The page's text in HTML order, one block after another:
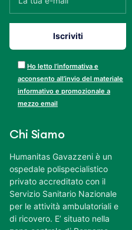
Ho letto l’informativa e
acconsento all’invio del materiale
informativo e promozionale a
mezzo email
Chi Siamo
Humanitas Gavazzeni è un
ospedale polispecialistico
privato accreditato con il
Servizio Sanitario Nazionale
per le attività ambulatoriali e
di ricovero. E’ situato nella